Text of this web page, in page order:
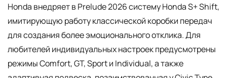
Honda внедряет в Prelude 2026 систему Honda S+ Shift,
имитирующую работу классической коробки передач
для создания более эмоционального отклика. Для
любителей индивидуальных настроек предусмотрены
режимы Comfort, GT, Sport и Individual, а также